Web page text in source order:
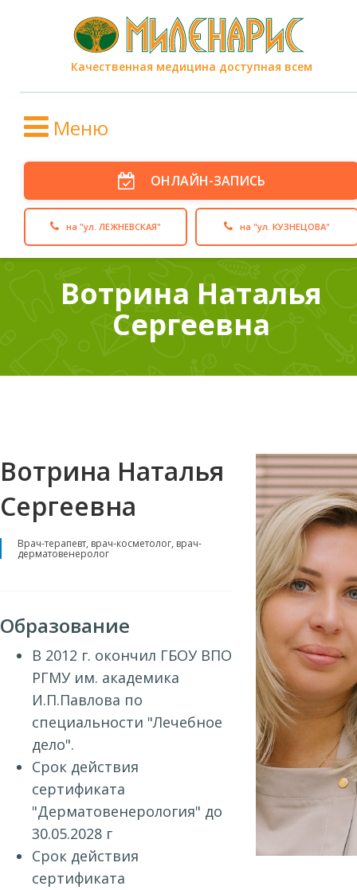
Качественная медицина доступная всем
Меню
ОНЛАЙН-ЗАПИСЬ
на "ул. ЛЕЖНЕВСКАЯ" на "ул. КУЗНЕЦОВА"
Вотрина Наталья
Сергеевна
Вотрина Наталья
Сергеевна
Врач-терапевт, врач-косметолог, врач-
дерматовенеролог
Образование
В 2012 г. окончил ГБОУ ВПО
РГМУ им. академика
И.П.Павлова по
специальности "Лечебное
дело".
Срок действия
сертификата
"Дерматовенерология" до
30.05.2028 г
Срок действия
сертификата